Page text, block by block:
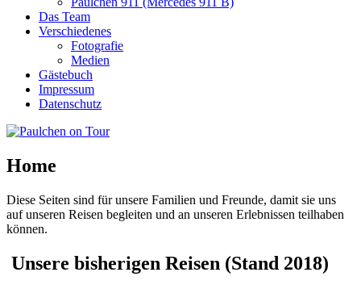
Das Team
Verschiedenes
Fotografie
Medien
Gästebuch
Impressum
Datenschutz
Home
Diese Seiten sind für unsere Familien und Freunde, damit sie uns
auf unseren Reisen begleiten und an unseren Erlebnissen teilhaben
können.
Unsere bisherigen Reisen (Stand 2018)